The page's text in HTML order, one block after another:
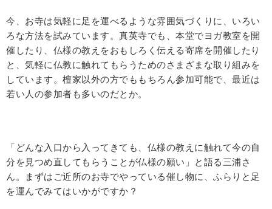
今、お寺は気軽に足を運べるような雰囲気づくりに、いろい
ろな方法を試みています。真英寺でも、本堂でヨガ教室を開
催したり、仏様の教えをおもしろく伝える寄席を開催したり
と、気軽に仏教に触れてもらうためのさまざまな取り組みを
しています。檀家以外の方でももちろん参加可能で、最近は
若い人の参加者も多いのだとか。
「どんな入口から入ってきても、仏様の教えに触れて今の自
分を見つめ直してもらうことが仏様の願い」と語る三浦さ
ん。まずはご近所のお寺でやっている催し物に、ふらりと足
を運んでみてはいかがですか？